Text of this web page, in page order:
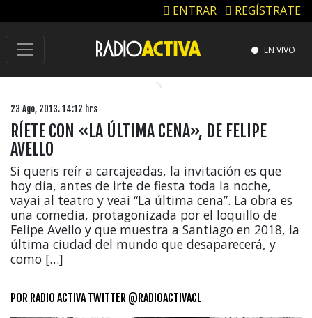
ENTRAR REGÍSTRATE
EN VIVO
23 Ago, 2013. 14:12 hrs
RÍETE CON «LA ÚLTIMA CENA», DE FELIPE
AVELLO
Si queris reír a carcajeadas, la invitación es que
hoy día, antes de irte de fiesta toda la noche,
vayai al teatro y veai “La última cena”. La obra es
una comedia, protagonizada por el loquillo de
Felipe Avello y que muestra a Santiago en 2018, la
última ciudad del mundo que desaparecerá, y
como […]
POR RADIO ACTIVA TWITTER @RADIOACTIVACL